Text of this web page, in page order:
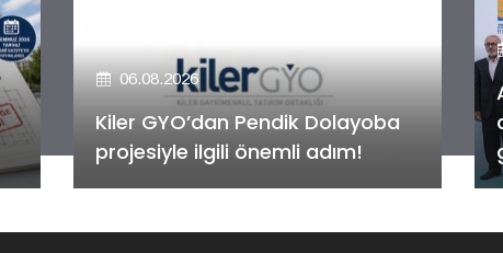
06.08.2026
Alya Merkezefendi Konutları'nın
anahtar teslim töreni
gerçekleştirildi!